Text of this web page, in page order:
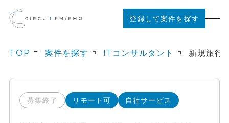
登録して案件を探す
ご利用の流れ
TOP 案件を探す ITコンサルタント
募集終了 リモート可 自社サービス